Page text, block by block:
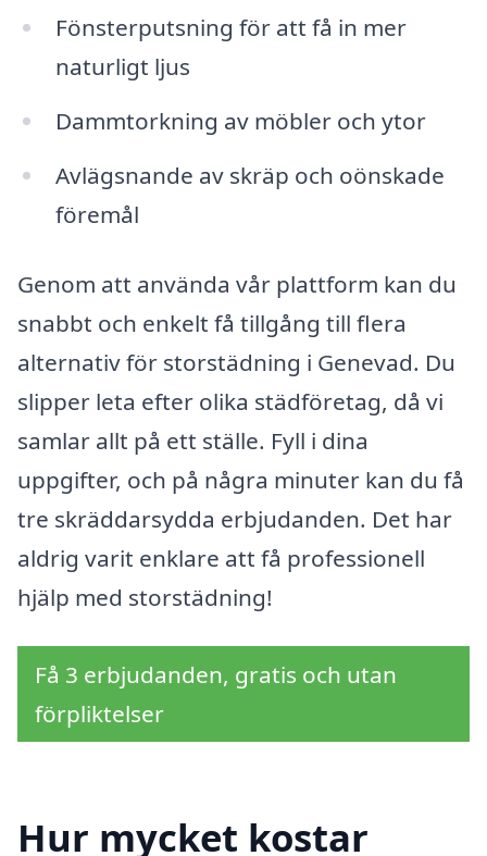
Fönsterputsning för att få in mer
naturligt ljus
Dammtorkning av möbler och ytor
Avlägsnande av skräp och oönskade
föremål
Genom att använda vår plattform kan du
snabbt och enkelt få tillgång till flera
alternativ för storstädning i Genevad. Du
slipper leta efter olika städföretag, då vi
samlar allt på ett ställe. Fyll i dina
uppgifter, och på några minuter kan du få
tre skräddarsydda erbjudanden. Det har
aldrig varit enklare att få professionell
hjälp med storstädning!
Få 3 erbjudanden, gratis och utan
förpliktelser
Hur mycket kostar